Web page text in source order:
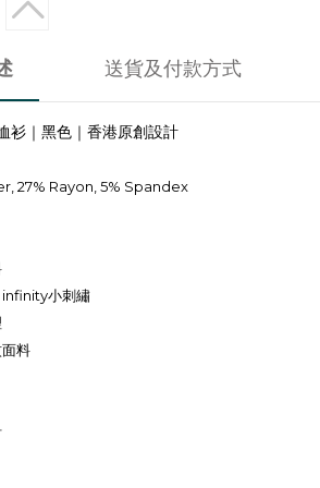
送貨及付款方式
衫｜黑色｜香港原創設計
27% Rayon, 5% Spandex
小刺繡
料